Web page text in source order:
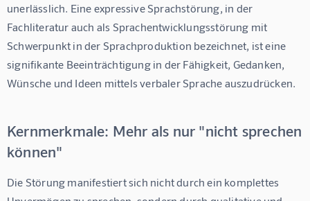
unerlässlich. Eine expressive Sprachstörung, in der
Fachliteratur auch als Sprachentwicklungsstörung mit
Schwerpunkt in der Sprachproduktion bezeichnet, ist eine
signifikante Beeinträchtigung in der Fähigkeit, Gedanken,
Wünsche und Ideen mittels verbaler Sprache auszudrücken.
Kernmerkmale: Mehr als nur "nicht sprechen
können"
Die Störung manifestiert sich nicht durch ein komplettes